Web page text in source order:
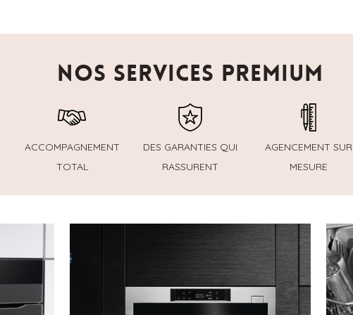
NOS SERVICES PREMIUM
ACCOMPAGNEMENT
TOTAL
DES GARANTIES QUI
RASSURENT
AGENCEMENT SUR
MESURE
une histoire de budget et
d’habitudes de cuisine.